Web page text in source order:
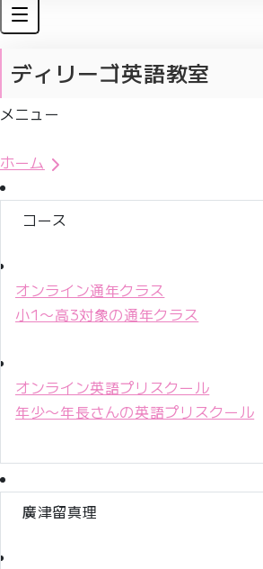
ディリーゴ英語教室
メニュー
ホーム
コース
オンライン通年クラス
小1〜高3対象の通年クラス
オンライン英語プリスクール
年少〜年長さんの英語プリスクール
廣津留真理